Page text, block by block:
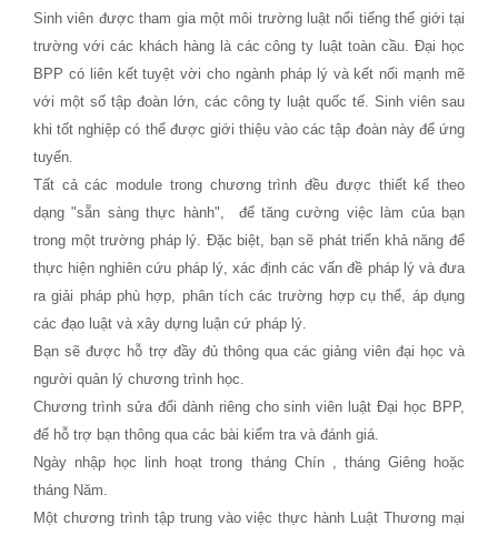
Sinh viên được tham gia một môi trường luật nổi tiếng thế giới tại
trường với các khách hàng là các công ty luật toàn cầu. Đại học
BPP có liên kết tuyệt vời cho ngành pháp lý và kết nối mạnh mẽ
với một số tập đoàn lớn, các công ty luật quốc tế. Sinh viên sau
khi tốt nghiệp có thể được giới thiệu vào các tập đoàn này để ứng
tuyển.
Tất cả các module trong chương trình đều được thiết kế theo
dạng "sẵn sàng thực hành", để tăng cường việc làm của bạn
trong một trường pháp lý. Đặc biệt, bạn sẽ phát triển khả năng để
thực hiện nghiên cứu pháp lý, xác định các vấn đề pháp lý và đưa
ra giải pháp phù hợp, phân tích các trường hợp cụ thể, áp dụng
các đạo luật và xây dựng luận cứ pháp lý.
Bạn sẽ được hỗ trợ đầy đủ thông qua các giảng viên đại học và
người quản lý chương trình học.
Chương trình sửa đổi dành riêng cho sinh viên luật Đại học BPP,
để hỗ trợ bạn thông qua các bài kiểm tra và đánh giá.
Ngày nhập học linh hoạt trong tháng Chín , tháng Giêng hoặc
tháng Năm.
Một chương trình tập trung vào việc thực hành Luật Thương mại